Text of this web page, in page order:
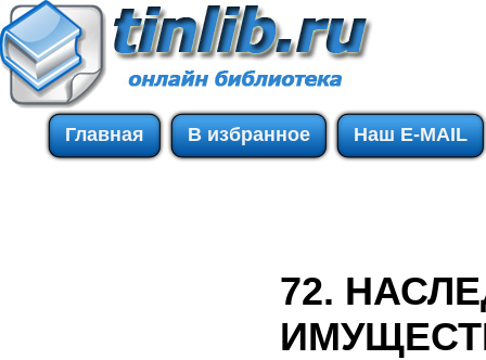
Главная В избранное Наш E-MAIL
72.